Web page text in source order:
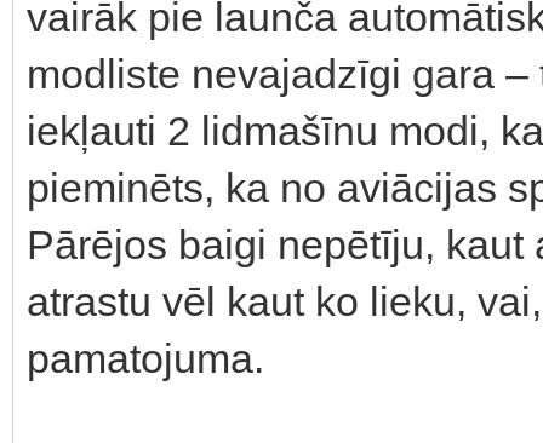
vairāk pie launča
modliste nevajadzīgi gara
iekļauti 2 lidmašīnu modi,
pieminēts, ka no aviācijas
Pārējos baigi nepētīju,
atrastu vēl kaut ko lieku,
pamatojuma.